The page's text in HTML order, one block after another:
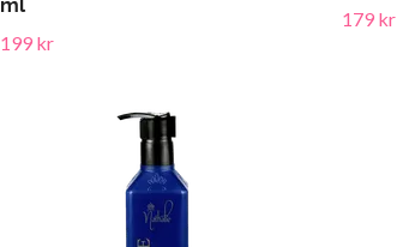
ml
199 kr
179 kr